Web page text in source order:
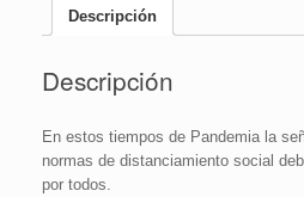
18x36
cm
Descripción
Descripción
En estos tiempos de Pandemia la
normas de distanciamiento social
por todos.